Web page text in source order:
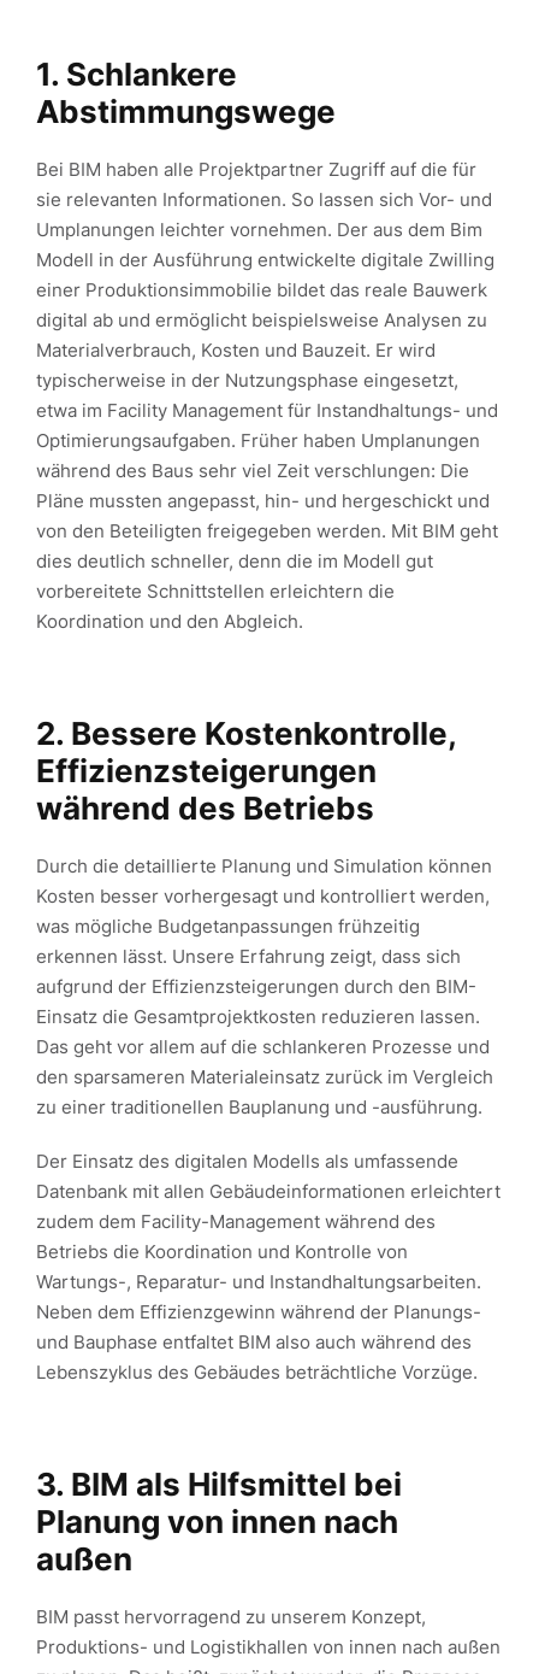
1. Schlankere
Abstimmungswege
Bei BIM haben alle Projektpartner Zugriff auf die für
sie relevanten Informationen. So lassen sich Vor- und
Umplanungen leichter vornehmen. Der aus dem Bim
Modell in der Ausführung entwickelte digitale Zwilling
einer Produktionsimmobilie bildet das reale Bauwerk
digital ab und ermöglicht beispielsweise Analysen zu
Materialverbrauch, Kosten und Bauzeit. Er wird
typischerweise in der Nutzungsphase eingesetzt,
etwa im Facility Management für Instandhaltungs- und
Optimierungsaufgaben. Früher haben Umplanungen
während des Baus sehr viel Zeit verschlungen: Die
Pläne mussten angepasst, hin- und hergeschickt und
von den Beteiligten freigegeben werden. Mit BIM geht
dies deutlich schneller, denn die im Modell gut
vorbereitete Schnittstellen erleichtern die
Koordination und den Abgleich.
2. Bessere Kostenkontrolle,
Effizienzsteigerungen
während des Betriebs
Durch die detaillierte Planung und Simulation können
Kosten besser vorhergesagt und kontrolliert werden,
was mögliche Budgetanpassungen frühzeitig
erkennen lässt. Unsere Erfahrung zeigt, dass sich
aufgrund der Effizienzsteigerungen durch den BIM-
Einsatz die Gesamtprojektkosten reduzieren lassen.
Das geht vor allem auf die schlankeren Prozesse und
den sparsameren Materialeinsatz zurück im Vergleich
zu einer traditionellen Bauplanung und -ausführung.
Der Einsatz des digitalen Modells als umfassende
Datenbank mit allen Gebäudeinformationen erleichtert
zudem dem Facility-Management während des
Betriebs die Koordination und Kontrolle von
Wartungs-, Reparatur- und Instandhaltungsarbeiten.
Neben dem Effizienzgewinn während der Planungs-
und Bauphase entfaltet BIM also auch während des
Lebenszyklus des Gebäudes beträchtliche Vorzüge.
3. BIM als Hilfsmittel bei
Planung von innen nach
außen
BIM passt hervorragend zu unserem Konzept,
Produktions- und Logistikhallen von innen nach außen